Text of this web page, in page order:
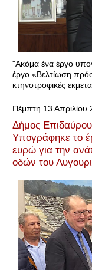
"Ακόμα ένα έργο
έργο «Βελτίωση
κτηνοτροφικές
Πέμπτη 13 Απριλίου
Δήμος
Υπογράφηκε το
ευρώ για την
οδών του